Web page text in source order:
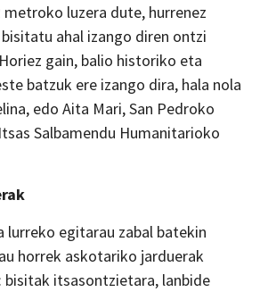
metroko luzera dute, hurrenez
ahal izango diren ontzi
gain, balio historiko eta
batzuk ere izango dira, hala nola
edo Aita Mari, San Pedroko
Salbamendu Humanitarioko
lurreko egitarau zabal batekin
horrek askotariko jarduerak
bisitak itsasontzietara, lanbide